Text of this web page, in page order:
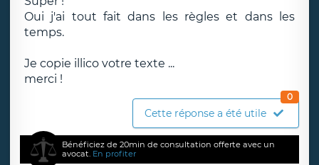
Oui j'ai tout fait dans les règles et dans les
temps.
Je copie illico votre texte ...
merci !
Cette réponse a été utile
0
Bénéficiez de 20min de consultation offerte avec un
avocat. En profiter